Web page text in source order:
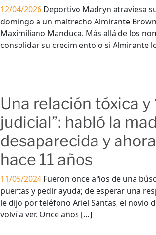
12/04/2026 Deportivo Madryn atraviesa
domingo a un maltrecho Almirante
Maximiliano Manduca. Más allá de los
consolidar su crecimiento o si Almirante
Una relación tóxica
judicial”: habló la
desaparecida y
hace 11 años
11/05/2024 Fueron once años de una
puertas y pedir ayuda; de esperar una
le dijo por teléfono Ariel Santas, el novio
volví a ver. Once años […]